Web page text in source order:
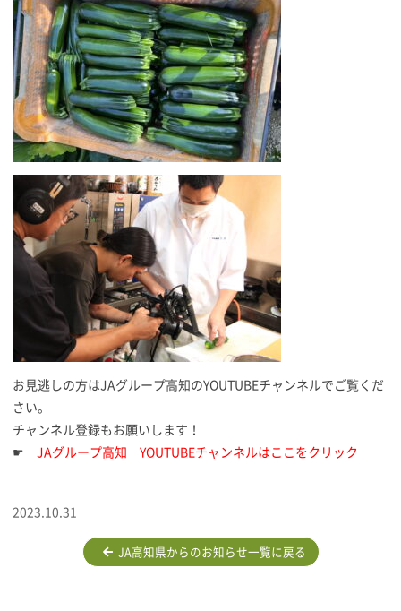
お見逃しの方はJAグループ高知のYOUTUBEチャンネルでご覧くだ
さい。
チャンネル登録もお願いします！
☛ JAグループ高知 YOUTUBEチャンネルはここをクリック
2023.10.31
JA高知県からのお知らせ一覧に戻る